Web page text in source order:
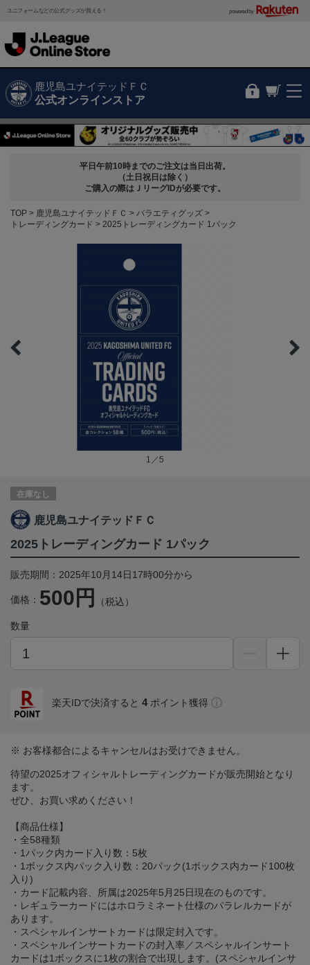
ユニフォームなどの公式グッズが買える！ powered by
鹿児島ユナイテッドＦＣ
公式オンラインストア
平日午前10時までのご注文は当日出荷。
（土日祝日は除く）
ご購入の際はＪリーグIDが必要です。
TOP 鹿児島ユナイテッドＦＣ
バラエティグッズ
トレーディングカード
2025トレーディングカード 1パック
1／5
在庫なし
鹿児島ユナイテッドＦＣ
2025トレーディングカード 1パック
販売期間：2025年10月14日17時00分から
価格： 500円 （税込）
数量
楽天IDで決済すると 4 ポイント獲得
※ お客様都合によるキャンセルはお受けできません。
待望の2025オフィシャルトレーディングカードが販売開始となり
ます。
ぜひ、お買い求めください！
【商品仕様】
・全58種類
・1パック内カード入り数：5枚
・1ボックス内パック入り数：20パック(1ボックス内カード100枚
入り)
・カード記載内容、所属は2025年5月25日現在のものです。
・レギュラーカードにはホロラミネート仕様のパラレルカードが
あります。
・スペシャルインサートカードは限定封入です。
・スペシャルインサートカードの封入率／スペシャルインサート
カードは1ボックスに1枚の割合で出現します。(スペシャルインサ